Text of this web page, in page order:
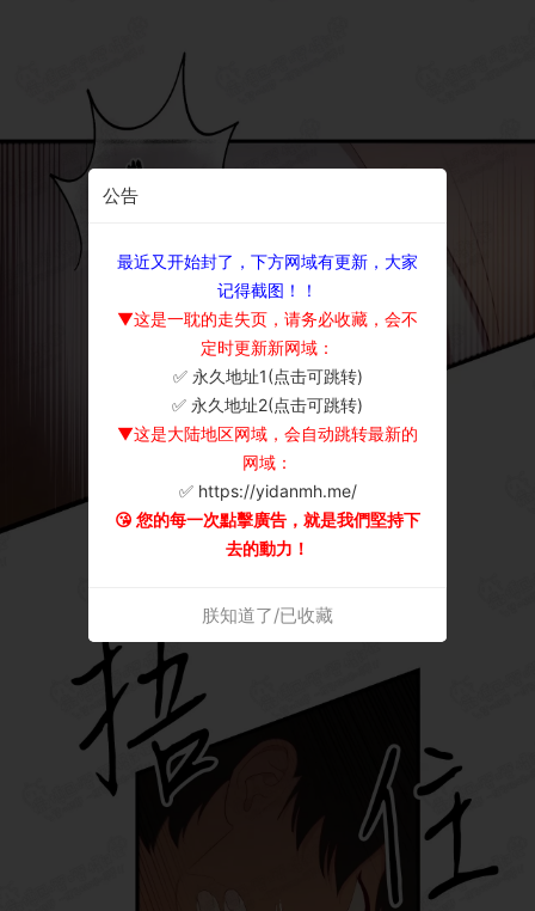
公告
最近又开始封了，下方网域有更新，大家
记得截图！！
▼这是一耽的走失页，请务必收藏，会不
定时更新新网域：
✅ 永久地址1(点击可跳转)
✅ 永久地址2(点击可跳转)
▼这是大陆地区网域，会自动跳转最新的
网域：
✅ https://yidanmh.me/
😘 您的每一次點擊廣告，就是我們堅持下
去的動力！
朕知道了/已收藏